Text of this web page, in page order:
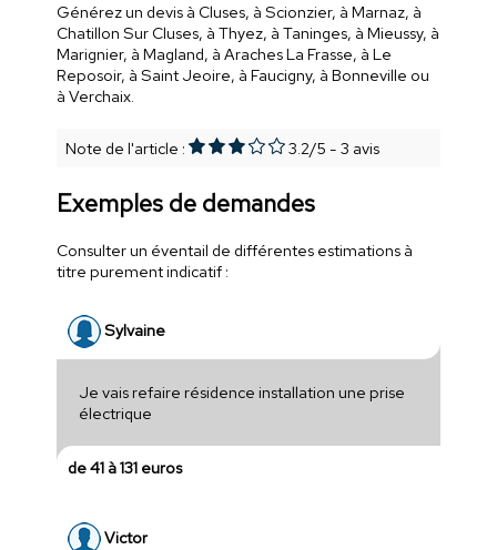
Générez un devis à Cluses, à Scionzier, à Marnaz, à
Chatillon Sur Cluses, à Thyez, à Taninges, à Mieussy, à
Marignier, à Magland, à Araches La Frasse, à Le
Reposoir, à Saint Jeoire, à Faucigny, à Bonneville ou
à Verchaix.
Note de l'article : 3.2/5 - 3 avis
Exemples de demandes
Consulter un éventail de différentes estimations à
titre purement indicatif :
Sylvaine
Je vais refaire résidence installation une prise
électrique
de 41 à 131 euros
Victor